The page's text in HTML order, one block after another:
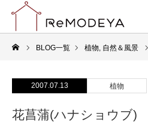
BLOG一覧 植物, 自然＆風景
2007.07.13 植物
花菖蒲(ハナショウブ)